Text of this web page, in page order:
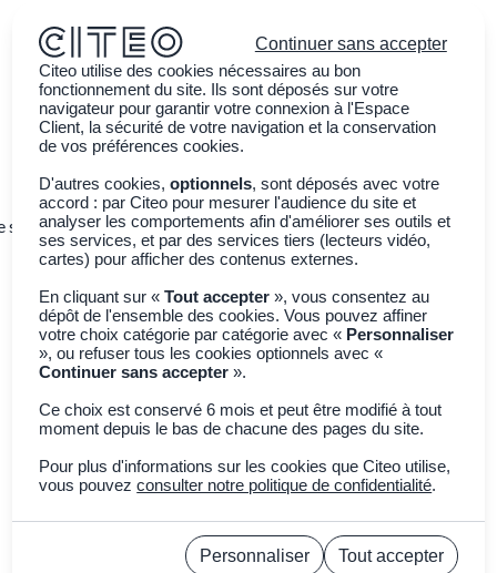
ses emballages Sensibiliser la jeunesse Actualités
Filtres 2
Articles -19Résultats
pour« »
Plus récent
Continuer sans accepter
Citeo utilise des cookies nécessaires au bon
fonctionnement du site. Ils sont déposés sur votre
navigateur pour garantir votre connexion à l'Espace
Client, la sécurité de votre navigation et la conservation
de vos préférences cookies.
D'autres cookies,optionnels, sont déposés avec votre
accord : par Citeo pour mesurer l'audience du site et
analyser les comportements afin d'améliorer ses outils et
ses services, et par des services tiers (lecteurs vidéo,
cartes) pour afficher des contenus externes.
En cliquant sur «Tout accepter », vous consentez au
dépôt de l'ensemble des cookies. Vous pouvez affiner
votre choix catégorie par catégorie avec « Personnaliser
», ou refuser tous les cookies optionnels avec «
Continuer sans accepter ».
Ce choix est conservé 6 mois et peut être modifié à tout
moment depuis le bas de chacune des pages du site.
Pour plus d'informations sur les cookies que Citeo utilise,
vous pouvezconsulter notre politique de confidentialité.
Personnaliser
Tout accepter